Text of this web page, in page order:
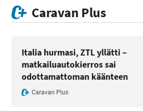
Caravan Plus
Italia hurmasi, ZTL yllätti –
matkailuautokierros sai
odottamattoman käänteen
Caravan Plus